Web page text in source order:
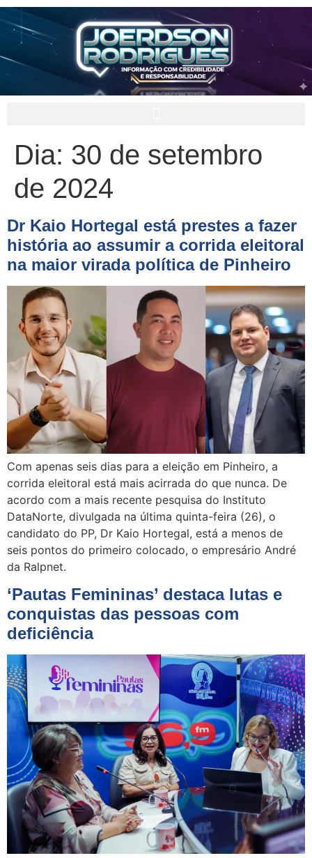
Dia: 30 de setembro
de 2024
Dr Kaio Hortegal está prestes a fazer
história ao assumir a corrida eleitoral
na maior virada política de Pinheiro
Com apenas seis dias para a eleição em Pinheiro, a
corrida eleitoral está mais acirrada do que nunca. De
acordo com a mais recente pesquisa do Instituto
DataNorte, divulgada na última quinta-feira (26), o
candidato do PP, Dr Kaio Hortegal, está a menos de
seis pontos do primeiro colocado, o empresário André
da Ralpnet.
‘Pautas Femininas’ destaca lutas e
conquistas das pessoas com
deficiência